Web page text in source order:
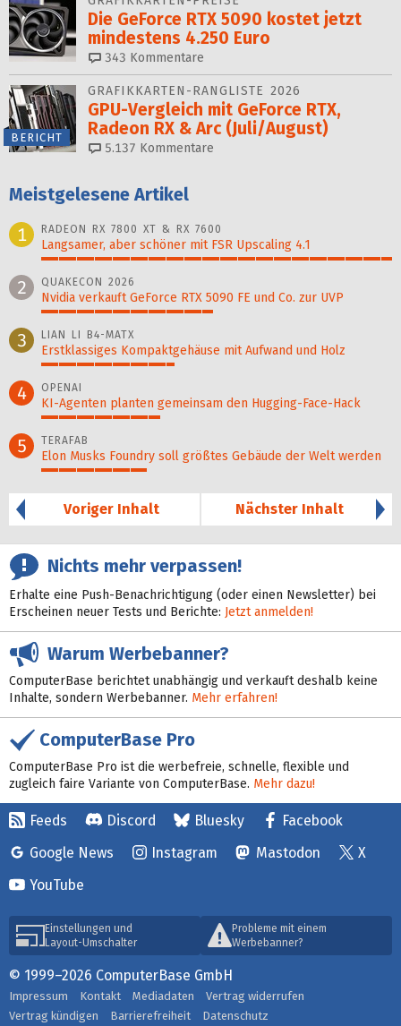
Die GeForce RTX 5090 kostet jetzt
mindestens 4.250 Euro
343 Kommentare
BERICHT
GRAFIKKARTEN-RANGLISTE 2026
GPU-Vergleich mit GeForce RTX,
Radeon RX & Arc (Juli/August)
5.137 Kommentare
Meistgelesene Artikel
1
RADEON RX 7800 XT & RX 7600
Langsamer, aber schöner mit FSR Upscaling 4.1
2 QUAKECON 2026
Nvidia verkauft GeForce RTX 5090 FE und Co. zur UVP
3 LIAN LI B4-MATX
Erstklassiges Kompaktgehäuse mit Aufwand und Holz
4 OPENAI
KI-Agenten planten gemein­sam den Hugging-Face-Hack
5 TERAFAB
Elon Musks Foundry soll größ­tes Gebäude der Welt werden
Voriger Inhalt
Nächster Inhalt
Nichts mehr verpassen!
Erhalte eine Push-Benachrichtigung (oder einen Newsletter) bei
Erscheinen neuer Tests und Berichte: Jetzt anmelden!
Warum Werbebanner?
ComputerBase berichtet unabhängig und verkauft deshalb keine
Inhalte, sondern Werbebanner. Mehr erfahren!
ComputerBase Pro
ComputerBase Pro ist die werbefreie, schnelle, flexible und
zugleich faire Variante von ComputerBase. Mehr dazu!
Feeds Discord Bluesky
Facebook
Google News
Instagram Mastodon
X
YouTube
Einstellungen und
Layout-Umschalter
Probleme mit einem
Werbebanner?
© 1999–2026 ComputerBase GmbH
Impressum Kontakt Mediadaten
Vertrag widerrufen
Vertrag kündigen
Barrierefreiheit Datenschutz